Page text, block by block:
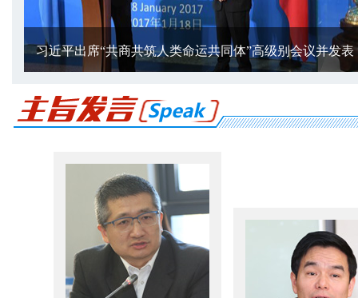
习近平出席“共商共筑人类命运共同体”高级别会议并发表
“习主席瑞士行”漫评：共建人类命运共同体的天下情怀